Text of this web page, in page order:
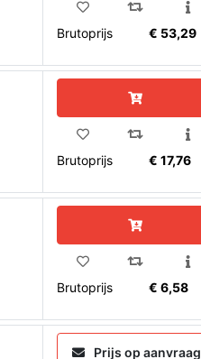
Brutoprijs € 53,29
Brutoprijs € 17,76
Brutoprijs € 6,58
Prijs op aanvraag